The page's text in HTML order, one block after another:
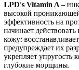
LPD's Vitamin A –
высокой
эффективность на
начинает
кожу:
предупреждает их
укрепляет упругость
глубокие морщины.